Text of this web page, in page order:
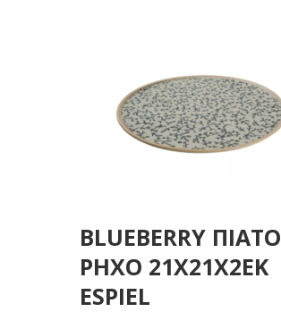
BLUEBERRY ΠΙΑΤΟ
ΡΗΧΟ 21Χ21Χ2ΕΚ
ESPIEL